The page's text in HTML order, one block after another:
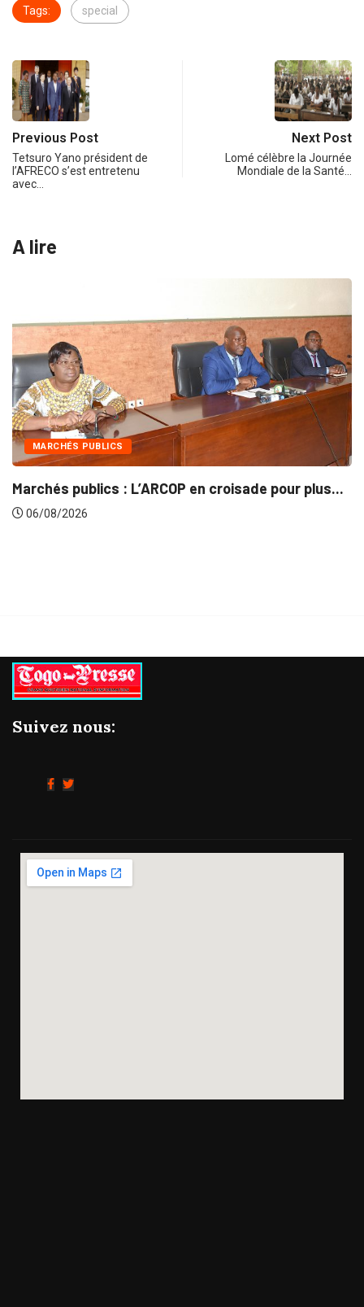
Tags: special
Previous Post
Tetsuro Yano président de
l’AFRECO s’est entretenu
avec…
Next Post
Lomé célèbre la Journée
Mondiale de la Santé…
A lire
en croisade pour plus...
INTÉGRATION RÉGIONALE
Gestion concertée et
Suivez nous: